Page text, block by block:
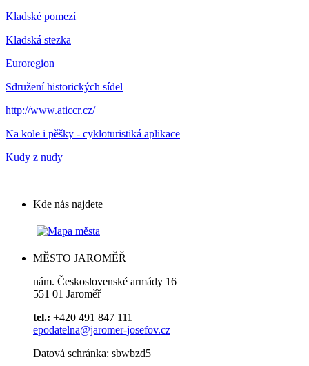
Kladské pomezí
Kladská stezka
Euroregion
Sdružení historických sídel
http://www.aticcr.cz/
Na kole i pěšky - cykloturistiká aplikace
Kudy z nudy
Kde nás najdete
MĚSTO JAROMĚŘ
nám. Československé armády 16
551 01 Jaroměř
tel.: +420 491 847 111
epodatelna@jaromer-josefov.cz
Datová schránka: sbwbzd5